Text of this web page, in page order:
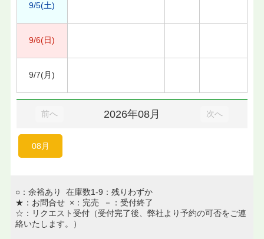
9/5(土)
9/6(日)
9/7(月)
前へ 2026年08月 次へ
08月
○：余裕あり 在庫数1-9：残りわずか
★：お問合せ ×：完売 －：受付終了
☆：リクエスト受付（受付完了後、弊社より予約の可否をご連
絡いたします。）